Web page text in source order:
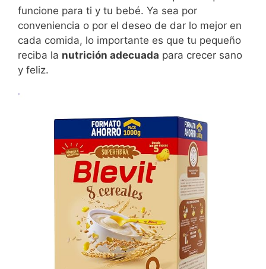
funcione para ti y tu bebé. Ya sea por
conveniencia o por el deseo de dar lo mejor en
cada comida, lo importante es que tu pequeño
reciba la nutrición adecuada para crecer sano
y feliz.